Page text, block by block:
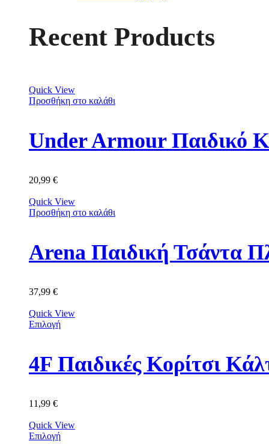
Recent Products
Quick View
Προσθήκη στο καλάθι
Under Armour Παιδικό
20,99 €
Quick View
Προσθήκη στο καλάθι
Arena Παιδική Τσάντα
37,99 €
Quick View
Επιλογή
11,99 €
Quick View
Επιλογή